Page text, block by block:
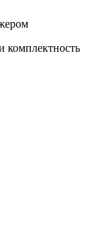
комплектность